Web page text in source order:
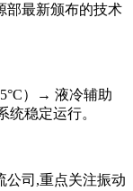
部最新颁布的技术
）→ 液冷辅助
统稳定运行。
公司,重点关注振动